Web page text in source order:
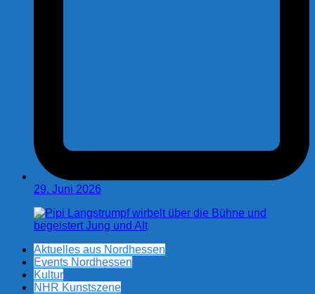
29. Juni 2026
Aktuelles aus Nordhessen
Events Nordhessen
Kultur
NHR Kunstszene